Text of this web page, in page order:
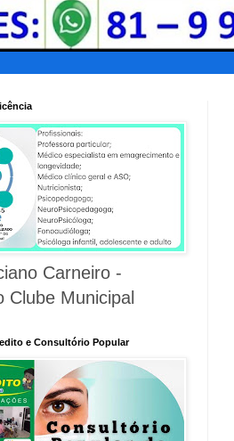
Carneiro -
Clube Municipal
e Consultório Popular